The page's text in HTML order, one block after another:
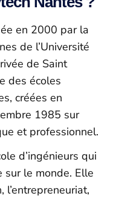
en 2000 par la
de l’Université
de Saint
des écoles
créées en
1985 sur
et professionnel.
d’ingénieurs qui
sur le monde. Elle
l’entrepreneuriat,